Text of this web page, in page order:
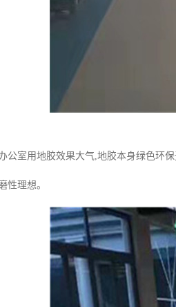
公室用地胶效果大气,地胶本身绿色环
性理想。